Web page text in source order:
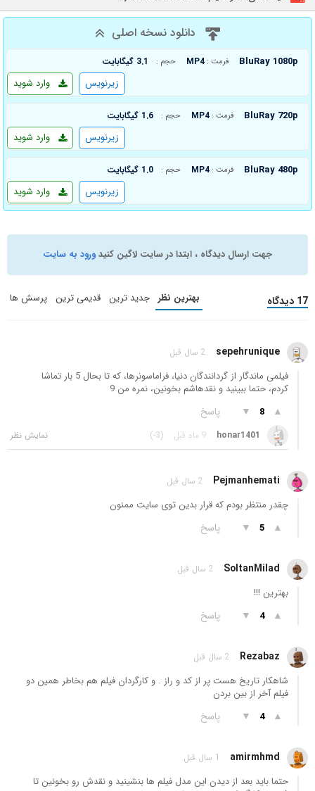
دانلود نسخه اصلی
BluRay 1080p فرمت : MP4 حجم : 3.1 گیگابایت
وارد شوید زیرنویس
BluRay 720p فرمت : MP4 حجم : 1.6 گیگابایت
وارد شوید زیرنویس
BluRay 480p فرمت : MP4 حجم : 1.0 گیگابایت
وارد شوید زیرنویس
جهت ارسال دیدگاه ، ابتدا در سایت لاگین کنیدورود به سایت
17 دیدگاه بهترین نظر جدید ترین قدیمی ترین پرسش ها
sepehrunique 2 سال قبل
فیلمی ماندگار از گردانندگان دنیا، فراماسونرها، که تا بحال 5 بار تماشا
کردم، حتما ببینید و نقدهاشم بخونین، نمره من 9
▲
8
▼ پاسخ
honar1401 9 ماه قبل (-3)
Pejmanhemati 2 سال قبل
چقدر منتظر بودم که قرار بدین توی سایت ممنون
▲
5
▼ پاسخ
SoltanMilad 2 سال قبل
بهترین !!!
▲
4
▼ پاسخ
Rezabaz 2 سال قبل
شاهکار تاریخ هست پر از کد و راز . و کارگردان فیلم هم بخاطر همین دو
فیلم آخر از بین بردن
▲
4
▼ پاسخ
amirmhmd 1 سال قبل
حتما باید بعد از دیدن این مدل فیلم ها بنشینید و نقدش رو بخونین تا